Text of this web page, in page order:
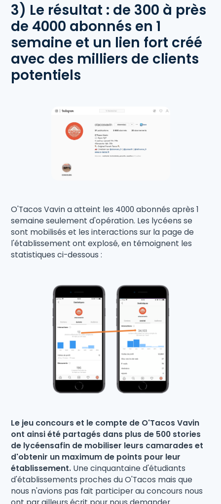
3) Le résultat : de 300 à près
de 4000 abonnés en 1
semaine et un lien fort créé
avec des milliers de clients
potentiels
O'Tacos Vavin a atteint les 4000 abonnés après 1
semaine seulement d'opération. Les lycéens se
sont mobilisés et les interactions sur la page de
l'établissement ont explosé, en témoignent les
statistiques ci-dessous :
Le jeu concours et le compte de O'Tacos Vavin
ont ainsi été partagés dans plus de 500 stories
de lycéensafin de mobiliser leurs camarades et
d'obtenir un maximum de points pour leur
établissement. Une cinquantaine d'étudiants
d'établissements proches du O'Tacos mais que
nous n'avions pas fait participer au concours nous